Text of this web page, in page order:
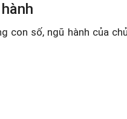
con số, ngũ hành của chủ